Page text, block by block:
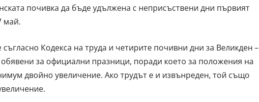
почивка да бъде удължена с неприсъствени дни първият
май.
Кодекса на труда и четирите почивни дни за Великден –
за официални празници, поради което за положения на
двойно увеличение. Ако трудът е и извънреден, той също